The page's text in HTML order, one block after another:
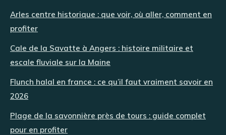
Arles centre historique : que voir, où aller, comment en
profiter
Cale de la Savatte à Angers : histoire militaire et
escale fluviale sur la Maine
Flunch halal en france : ce qu’il faut vraiment savoir en
2026
Plage de la savonnière près de tours : guide complet
pour en profiter